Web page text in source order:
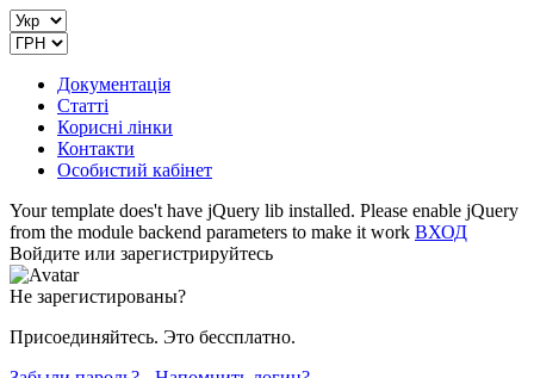
Документація
Статті
Корисні лінки
Контакти
Особистий кабінет
Your template does't have jQuery lib installed. Please enable jQuery
from the module backend parameters to make it work ВХОД
Войдите или зарегистрируйтесь
Не зарегистированы?
Присоединяйтесь. Это бессплатно.